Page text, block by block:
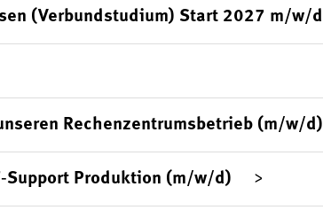
(Verbundstudium) Start 2027 m/w/d
Rechenzentrumsbetrieb (m/w/d)
Produktion (m/w/d)